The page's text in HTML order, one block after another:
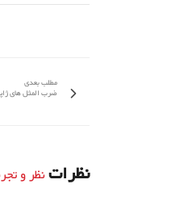
مطلب بعدی
ضرب المثل های
نظراتنظر و